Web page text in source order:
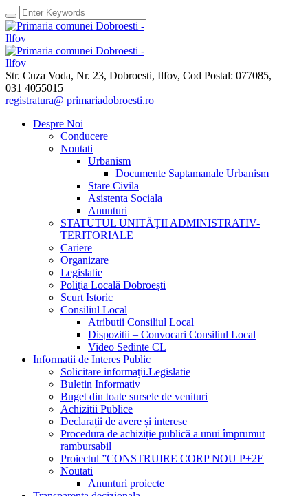
Str. Cuza Voda, Nr. 23, Dobroesti, Ilfov, Cod Postal: 077085,
031 4055015
registratura@ primariadobroesti.ro
Despre Noi
Conducere
Noutati
Urbanism
Documente Saptamanale Urbanism
Stare Civila
Asistenta Sociala
Anunturi
STATUTUL UNITĂŢII ADMINISTRATIV-
TERITORIALE
Cariere
Organizare
Legislatie
Poliţia Locală Dobroești
Scurt Istoric
Consiliul Local
Atributii Consiliul Local
Dispozitii – Convocari Consiliul Local
Video Sedinte CL
Informatii de Interes Public
Solicitare informaţii.Legislatie
Buletin Informativ
Buget din toate sursele de venituri
Achizitii Publice
Declarații de avere și interese
Procedura de achiziție publică a unui împrumut
rambursabil
Proiectul ”CONSTRUIRE CORP NOU P+2E
Noutati
Anunturi proiecte